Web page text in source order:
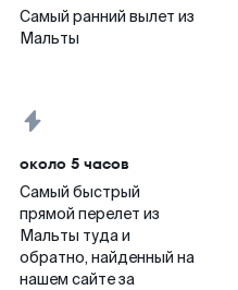
Самый ранний вылет из
Мальты
около 5 часов
Самый быстрый
прямой перелет из
Мальты туда и
обратно, найденный на
нашем сайте за